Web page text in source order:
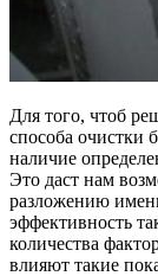
Для того, чтоб
способа очистки
наличие
Это даст нам
разложению
эффективность
количества
влияют такие